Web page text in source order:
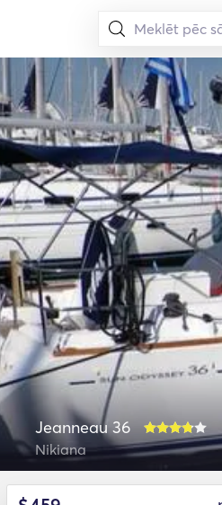
Jeanneau 36
Nikiana